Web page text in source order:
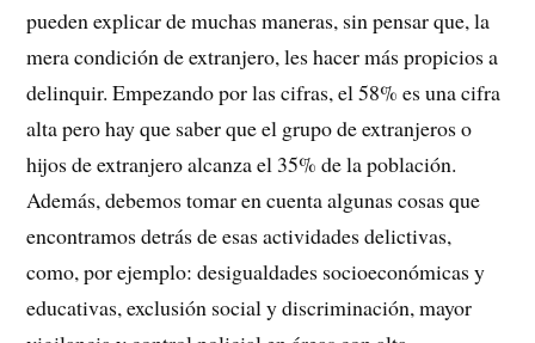
pueden explicar de muchas maneras, sin pensar que, la
mera condición de extranjero, les hacer más propicios a
delinquir. Empezando por las cifras, el 58% es una cifra
alta pero hay que saber que el grupo de extranjeros o
hijos de extranjero alcanza el 35% de la población.
Además, debemos tomar en cuenta algunas cosas que
encontramos detrás de esas actividades delictivas,
como, por ejemplo: desigualdades socioeconómicas y
educativas, exclusión social y discriminación, mayor